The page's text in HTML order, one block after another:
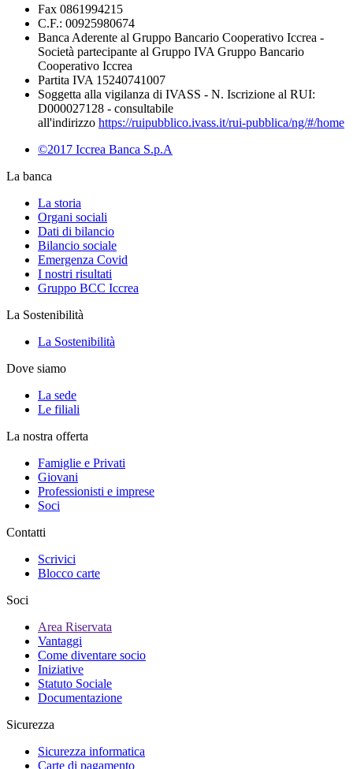
Fax 0861994215
C.F.: 00925980674
Banca Aderente al Gruppo Bancario Cooperativo Iccrea -
Società partecipante al Gruppo IVA Gruppo Bancario
Cooperativo Iccrea
Partita IVA 15240741007
Soggetta alla vigilanza di IVASS - N. Iscrizione al RUI:
D000027128 - consultabile
all'indirizzo https://ruipubblico.ivass.it/rui-pubblica/ng/#/home
©2017 Iccrea Banca S.p.A
La banca
La storia
Organi sociali
Dati di bilancio
Bilancio sociale
Emergenza Covid
I nostri risultati
Gruppo BCC Iccrea
La Sostenibilità
La Sostenibilità
Dove siamo
La sede
Le filiali
La nostra offerta
Famiglie e Privati
Giovani
Professionisti e imprese
Soci
Contatti
Scrivici
Blocco carte
Soci
Area Riservata
Vantaggi
Come diventare socio
Iniziative
Statuto Sociale
Documentazione
Sicurezza
Sicurezza informatica
Carte di pagamento